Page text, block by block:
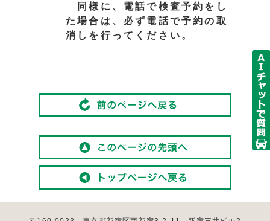
同様に、電話で検査予約をし
た場合は、必ず電話で予約の取
消しを行ってください。